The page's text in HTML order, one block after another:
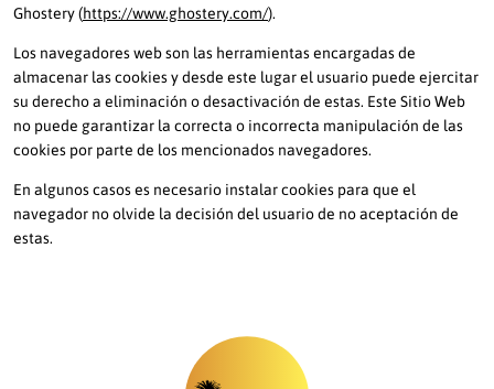
Ghostery (https://www.ghostery.com/).
Los navegadores web son las herramientas encargadas de
almacenar las cookies y desde este lugar el usuario puede ejercitar
su derecho a eliminación o desactivación de estas. Este Sitio Web
no puede garantizar la correcta o incorrecta manipulación de las
cookies por parte de los mencionados navegadores.
En algunos casos es necesario instalar cookies para que el
navegador no olvide la decisión del usuario de no aceptación de
estas.